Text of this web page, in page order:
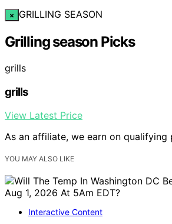
× GRILLING SEASON
Grilling season Picks
grills
grills
View Latest Price
As an affiliate, we earn on qualifying
YOU MAY ALSO LIKE
Interactive Content